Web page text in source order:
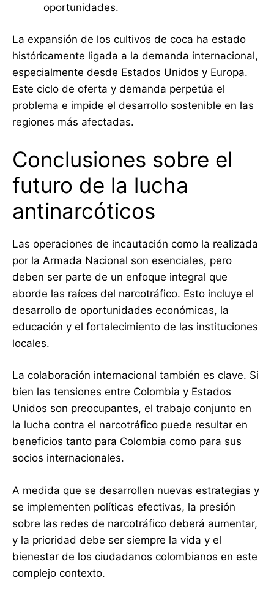
oportunidades.
La expansión de los cultivos de coca ha estado
históricamente ligada a la demanda internacional,
especialmente desde Estados Unidos y Europa.
Este ciclo de oferta y demanda perpetúa el
problema e impide el desarrollo sostenible en las
regiones más afectadas.
Conclusiones sobre el
futuro de la lucha
antinarcóticos
Las operaciones de incautación como la realizada
por la Armada Nacional son esenciales, pero
deben ser parte de un enfoque integral que
aborde las raíces del narcotráfico. Esto incluye el
desarrollo de oportunidades económicas, la
educación y el fortalecimiento de las instituciones
locales.
La colaboración internacional también es clave. Si
bien las tensiones entre Colombia y Estados
Unidos son preocupantes, el trabajo conjunto en
la lucha contra el narcotráfico puede resultar en
beneficios tanto para Colombia como para sus
socios internacionales.
A medida que se desarrollen nuevas estrategias y
se implementen políticas efectivas, la presión
sobre las redes de narcotráfico deberá aumentar,
y la prioridad debe ser siempre la vida y el
bienestar de los ciudadanos colombianos en este
complejo contexto.